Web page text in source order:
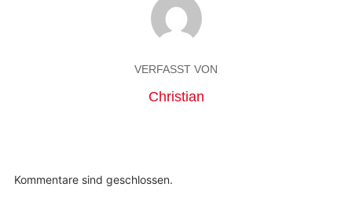
VERFASST VON
Christian
Kommentare sind geschlossen.